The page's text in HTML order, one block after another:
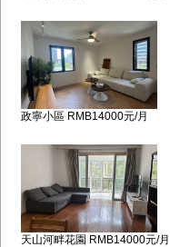
政寧小區 RMB14000元/月
天山河畔花園 RMB14000元/月